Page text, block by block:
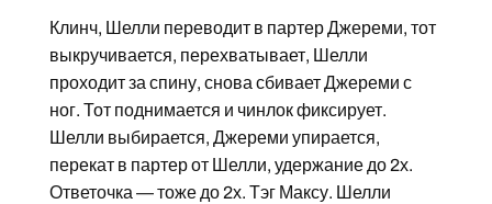
Клинч, Шелли переводит в партер Джереми, тот
выкручивается, перехватывает, Шелли
проходит за спину, снова сбивает Джереми с
ног. Тот поднимается и чинлок фиксирует.
Шелли выбирается, Джереми упирается,
перекат в партер от Шелли, удержание до 2х.
Ответочка — тоже до 2х. Тэг Максу. Шелли